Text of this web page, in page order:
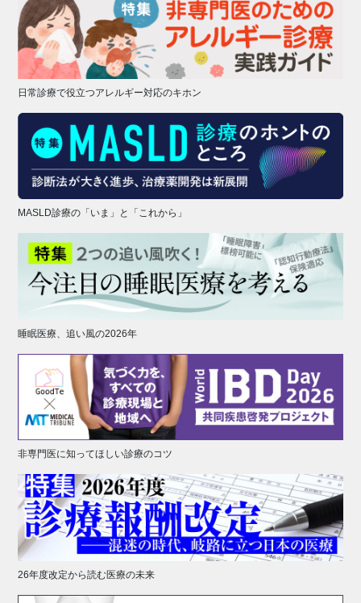
日常診療で役立つアレルギー対応のキホン
MASLD診療の「いま」と「これから」
睡眠医療、追い風の2026年
非専門医に知ってほしい診療のコツ
26年度改定から読む医療の未来